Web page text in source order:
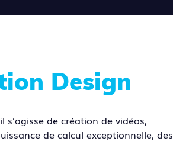
Design
de création de vidéos,
de calcul exceptionnelle, des